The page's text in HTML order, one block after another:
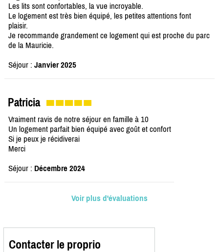
Les lits sont confortables, la vue incroyable.
Le logement est très bien équipé, les petites attentions font
plaisir.
Je recommande grandement ce logement qui est proche du parc
de la Mauricie.
Séjour : Janvier 2025
Patricia
Vraiment ravis de notre séjour en famille à 10
Un logement parfait bien équipé avec goût et confort
Si je peux je récidiverai
Merci
Séjour : Décembre 2024
Voir plus d'évaluations
Contacter le proprio